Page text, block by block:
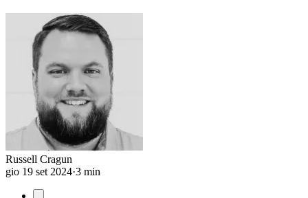
Russell Cragun
gio 19 set 2024·3 min